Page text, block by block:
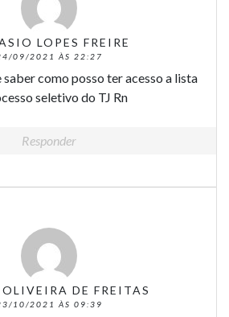
LOPES FREIRE
09/2021 ÀS 22:27
como posso ter acesso a lista
seletivo do TJ Rn
Responder
DE FREITAS
10/2021 ÀS 09:39